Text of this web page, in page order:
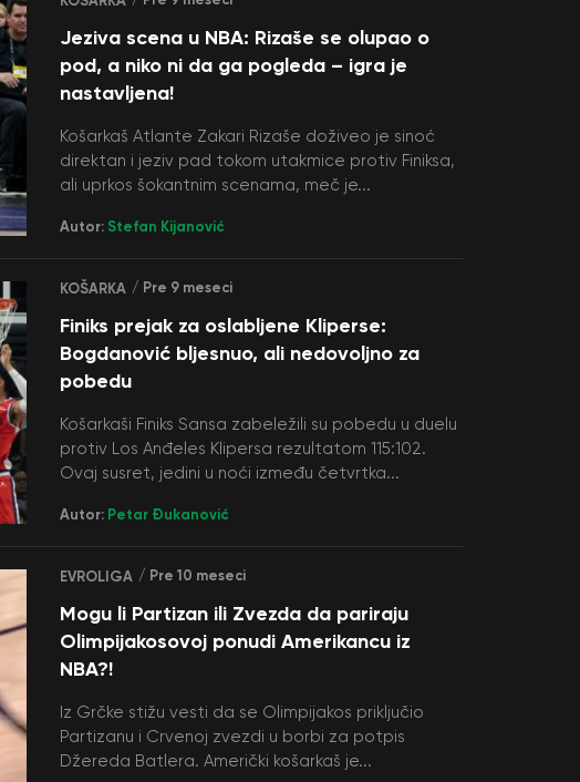
Jeziva scena u NBA: Rizaše se olupao o
pod, a niko ni da ga pogleda – igra je
nastavljena!
Košarkaš Atlante Zakari Rizaše doživeo je sinoć
direktan i jeziv pad tokom utakmice protiv Finiksa,
ali uprkos šokantnim scenama, meč je...
Autor: Stefan Kijanović
KOŠARKA / Pre 9 meseci
Finiks prejak za oslabljene Kliperse:
Bogdanović bljesnuo, ali nedovoljno za
pobedu
Košarkaši Finiks Sansa zabeležili su pobedu u duelu
protiv Los Anđeles Klipersa rezultatom 115:102.
Ovaj susret, jedini u noći između četvrtka...
Autor: Petar Đukanović
EVROLIGA / Pre 10 meseci
Mogu li Partizan ili Zvezda da pariraju
Olimpijakosovoj ponudi Amerikancu iz
NBA?!
Iz Grčke stižu vesti da se Olimpijakos priključio
Partizanu i Crvenoj zvezdi u borbi za potpis
Džereda Batlera. Američki košarkaš je...